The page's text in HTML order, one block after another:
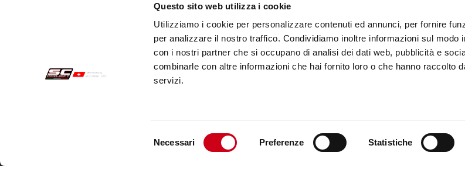
Questo sito web utilizza i cookie
Utilizziamo i cookie per personalizzare contenuti ed annunci, per fornire
per analizzare il nostro traffico. Condividiamo inoltre informazioni sul modo
con i nostri partner che si occupano di analisi dei dati web, pubblicità e
combinarle con altre informazioni che hai fornito loro o che hanno raccolto
servizi.
Necessari Preferenze Statistiche
Sendung
Kundendienst